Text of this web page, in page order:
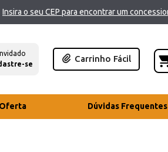
Insira o seu CEP para encontrar um
se
Carrinho Fácil
Dúvidas Frequentes